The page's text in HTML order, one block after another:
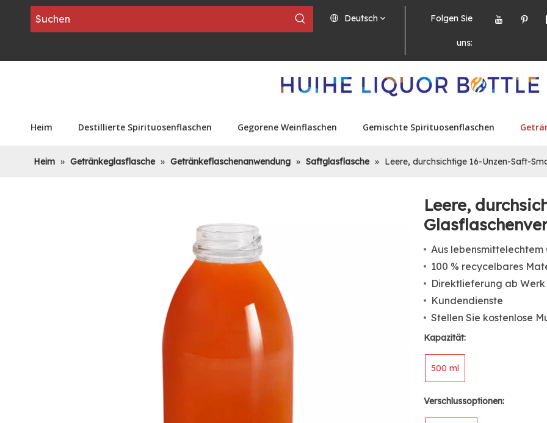
Deutsch Folgen Sie
uns:
Heim Destillierte Spirituosenflaschen Gegorene Weinflaschen Gemischte Spirituosenflaschen
Heim » Getränkeglasflasche » Getränkeflaschenanwendung » Saftglasflasche » Leere, durchsichtige 16-Unzen-Saft-
Leere,
Aus lebensmittelechtem
100 % recycelbares
Direktlieferung ab Werk
Kundendienste
Stellen Sie kostenlose
Kapazität:
500 ml
Verschlussoptionen: